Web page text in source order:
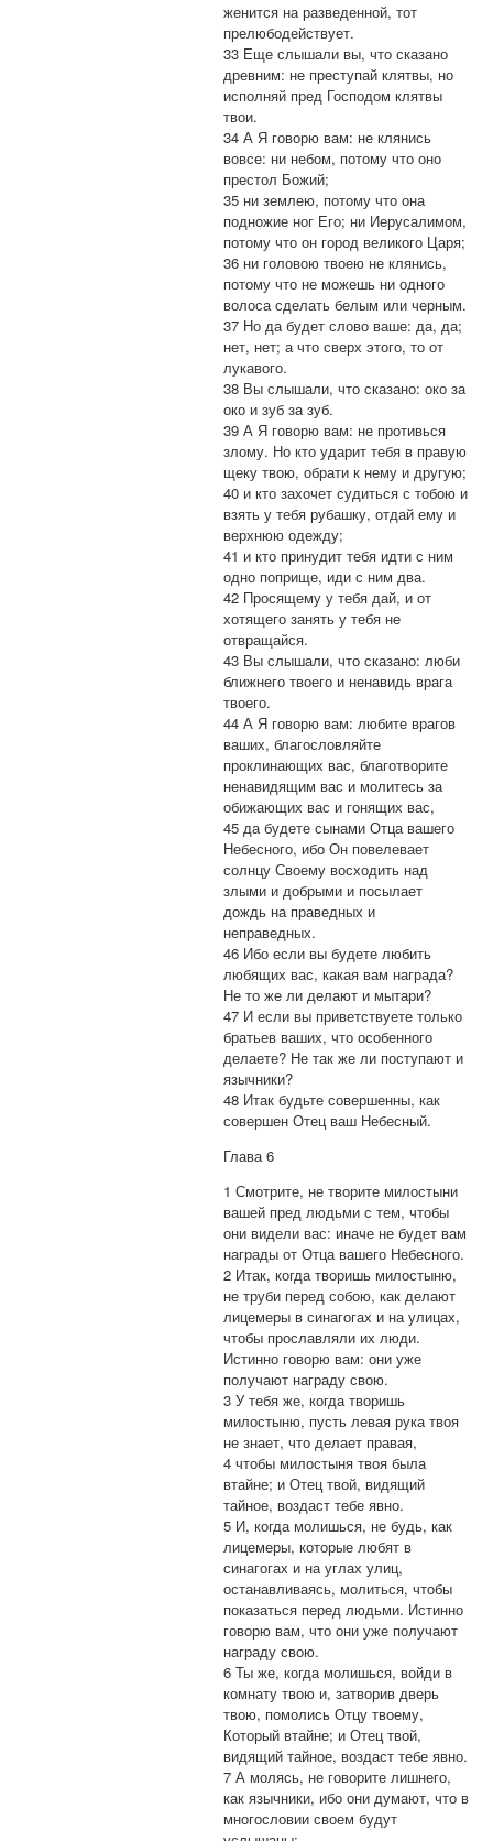
женится на разведенной, тот
прелюбодействует.
33 Еще слышали вы, что сказано
древним: не преступай клятвы, но
исполняй пред Господом клятвы
твои.
34 А Я говорю вам: не клянись
вовсе: ни небом, потому что оно
престол Божий;
35 ни землею, потому что она
подножие ног Его; ни Иерусалимом,
потому что он город великого Царя;
36 ни головою твоею не клянись,
потому что не можешь ни одного
волоса сделать белым или черным.
37 Но да будет слово ваше: да, да;
нет, нет; а что сверх этого, то от
лукавого.
38 Вы слышали, что сказано: око за
око и зуб за зуб.
39 А Я говорю вам: не противься
злому. Но кто ударит тебя в правую
щеку твою, обрати к нему и другую;
40 и кто захочет судиться с тобою и
взять у тебя рубашку, отдай ему и
верхнюю одежду;
41 и кто принудит тебя идти с ним
одно поприще, иди с ним два.
42 Просящему у тебя дай, и от
хотящего занять у тебя не
отвращайся.
43 Вы слышали, что сказано: люби
ближнего твоего и ненавидь врага
твоего.
44 А Я говорю вам: любите врагов
ваших, благословляйте
проклинающих вас, благотворите
ненавидящим вас и молитесь за
обижающих вас и гонящих вас,
45 да будете сынами Отца вашего
Небесного, ибо Он повелевает
солнцу Своему восходить над
злыми и добрыми и посылает
дождь на праведных и
неправедных.
46 Ибо если вы будете любить
любящих вас, какая вам награда?
Не то же ли делают и мытари?
47 И если вы приветствуете только
братьев ваших, что особенного
делаете? Не так же ли поступают и
язычники?
48 Итак будьте совершенны, как
совершен Отец ваш Небесный.
Глава 6
1 Смотрите, не творите милостыни
вашей пред людьми с тем, чтобы
они видели вас: иначе не будет вам
награды от Отца вашего Небесного.
2 Итак, когда творишь милостыню,
не труби перед собою, как делают
лицемеры в синагогах и на улицах,
чтобы прославляли их люди.
Истинно говорю вам: они уже
получают награду свою.
3 У тебя же, когда творишь
милостыню, пусть левая рука твоя
не знает, что делает правая,
4 чтобы милостыня твоя была
втайне; и Отец твой, видящий
тайное, воздаст тебе явно.
5 И, когда молишься, не будь, как
лицемеры, которые любят в
синагогах и на углах улиц,
останавливаясь, молиться, чтобы
показаться перед людьми. Истинно
говорю вам, что они уже получают
награду свою.
6 Ты же, когда молишься, войди в
комнату твою и, затворив дверь
твою, помолись Отцу твоему,
Который втайне; и Отец твой,
видящий тайное, воздаст тебе явно.
7 А молясь, не говорите лишнего,
как язычники, ибо они думают, что в
многословии своем будут